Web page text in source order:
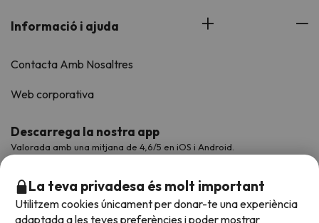
Informació i ajuda
Contacta Amb Nosaltres
Web corporativa
Descarrega la nostra app
Valorada amb una mitjana de 4,6/5 en iOS i Android.
La teva privadesa és molt important
Utilitzem cookies únicament per donar-te una experiència
adaptada a les teves preferències i poder mostrar